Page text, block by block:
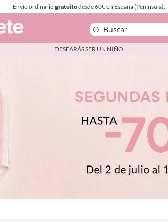
Envío ordinariogratuitodesde 60€ en España (Península).
DESEARÁS SER UN NIÑO